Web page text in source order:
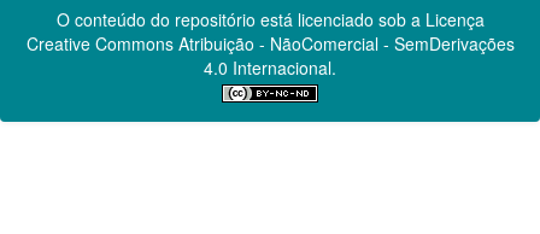
O conteúdo do repositório está licenciado sob a Licença
Creative CommonsAtribuição - NãoComercial - SemDerivações
4.0 Internacional.